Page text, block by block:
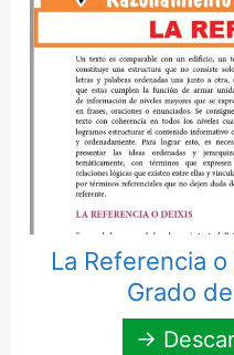
La Referencia
Grado
→